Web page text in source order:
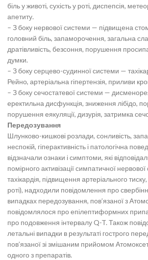
біль у животі, сухість у роті, диспепсія,
апетиту.
– З боку нервової системи — підвищена
головний біль, запаморочення, загальна
дратівливість, безсоння, порушення
думки.
– З боку серцево-судинної системи —
Рейно, артеріальна гіпертензія, приливи
– З боку сечостатевої системи —
еректильна дисфункція, зниження лібідо,
порушення еякуляції, дизурія, затримка
Передозування​
Шлунково-кишкові розлади, сонливість,
неспокій, гіперактивність і патологічна
відзначали ознаки і симптоми, які
помірного активізації симпатичної
тахікардія, підвищення артеріального тиску,
роті), надходили повідомлення про
випадках передозування, пов’язаної з
повідомлялося про епілептиформних
про подовження інтервалу Q-T. Також
летальні випадки в результаті гострого
пов’язаної зі змішаним прийомом
одного з препаратів.